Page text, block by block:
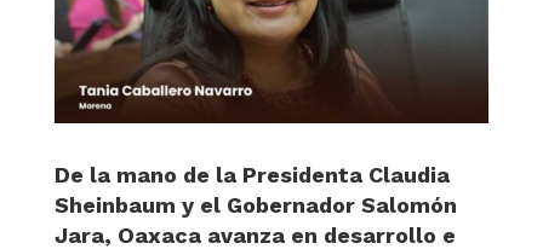
De la mano de la Presidenta Claudia
Sheinbaum y el Gobernador Salomón
Jara, Oaxaca avanza en desarrollo e